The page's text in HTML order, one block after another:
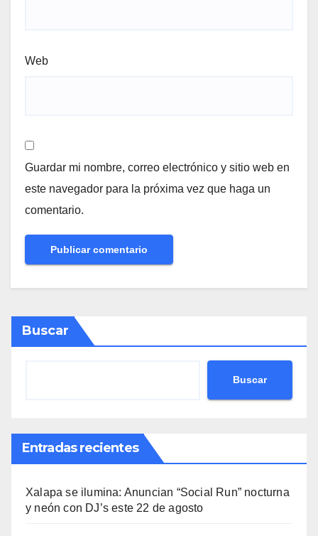
Web
Guardar mi nombre, correo electrónico y sitio web en
este navegador para la próxima vez que haga un
comentario.
Buscar
Buscar
Entradas recientes
Xalapa se ilumina: Anuncian “Social Run” nocturna
y neón con DJ’s este 22 de agosto